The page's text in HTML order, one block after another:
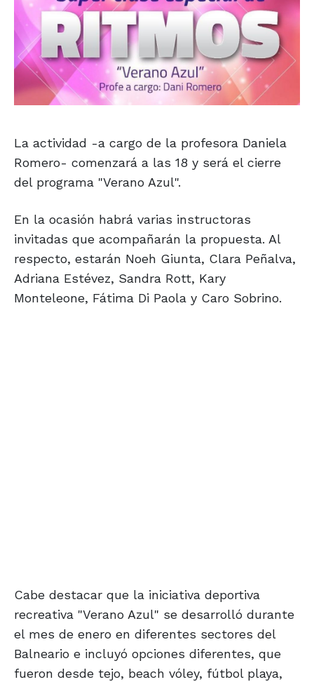
La actividad -a cargo de la profesora Daniela
Romero- comenzará a las 18 y será el cierre
del programa "Verano Azul".
En la ocasión habrá varias instructoras
invitadas que acompañarán la propuesta. Al
respecto, estarán Noeh Giunta, Clara Peñalva,
Adriana Estévez, Sandra Rott, Kary
Monteleone, Fátima Di Paola y Caro Sobrino.
Cabe destacar que la iniciativa deportiva
recreativa "Verano Azul" se desarrolló durante
el mes de enero en diferentes sectores del
Balneario e incluyó opciones diferentes, que
fueron desde tejo, beach vóley, fútbol playa,